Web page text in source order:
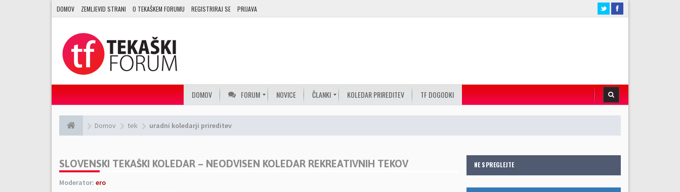
DOMOV ZEMLJEVID STRANI O TEKAŠKEM FORUMU REGISTRIRAJ SE PRIJAVA
DOMOV FORUM NOVICE ČLANKI KOLEDAR PRIREDITEV TF DOGODKI
Domov tek uradni koledarji prireditev
NE SPREGLEJTE
SLOVENSKI TEKAŠKI KOLEDAR – NEODVISEN KOLEDAR REKREATIVNIH TEKOV
Moderator: ero